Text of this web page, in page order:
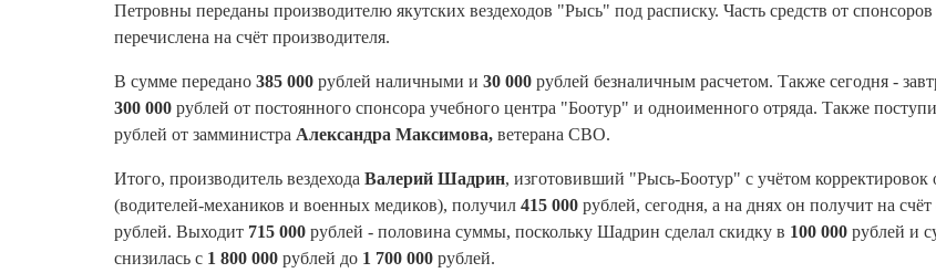
Петровны переданы производителю якутских вездеходов "Рысь" под расписку. Часть средств от
перечислена на счёт производителя.
В сумме передано 385 000 рублей наличными и 30 000 рублей безналичным расчетом. Также сегодня -
300 000 рублей от постоянного спонсора учебного центра "Боотур" и одноименного отряда. Также
рублей от замминистра Александра Максимова, ветерана СВО.
Итого, производитель вездехода Валерий Шадрин, изготовивший "Рысь-Боотур" с учётом корректировок
(водителей-механиков и военных медиков), получил 415 000 рублей, сегодня, а на днях он получит на
рублей. Выходит 715 000 рублей - половина суммы, поскольку Шадрин сделал скидку в 100 000 рублей и
снизилась с 1 800 000 рублей до 1 700 000 рублей.